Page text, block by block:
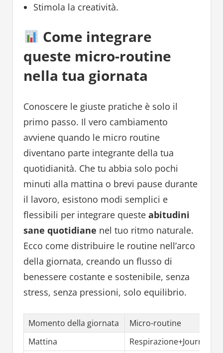
Stimola la creatività.
Come integrare
queste micro-routine
nella tua giornata
Conoscere le giuste pratiche è solo il
primo passo. Il vero cambiamento
avviene quando le micro routine
diventano parte integrante della tua
quotidianità. Che tu abbia solo pochi
minuti alla mattina o brevi pause durante
il lavoro, esistono modi semplici e
flessibili per integrare queste abitudini
sane quotidiane nel tuo ritmo naturale.
Ecco come distribuire le routine nell’arco
della giornata, creando un flusso di
benessere costante e sostenibile, senza
stress, senza pressioni, solo equilibrio.
Momento della giornata
Micro-routine
Mattina
Respirazione+Journaling.